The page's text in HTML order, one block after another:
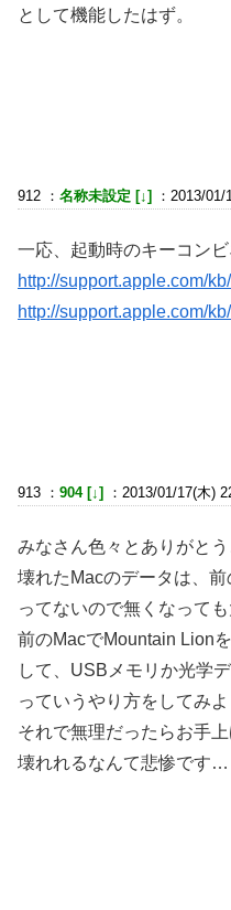
として機能したはず。
912 ： 名称未設定 [↓] ：2013/
一応、起動時のキーコン
http://support.apple.com/
http://support.apple.com/
913 ： 904 [↓] ：2013/01/17(木)
みなさん色々とありがとう
壊れたMacのデータは、
ってないので無くなっても
前のMacでMountain Lion
して、USBメモリか光学
っていうやり方をしてみよ
それで無理だったらお手
壊れれるなんて悲惨です…